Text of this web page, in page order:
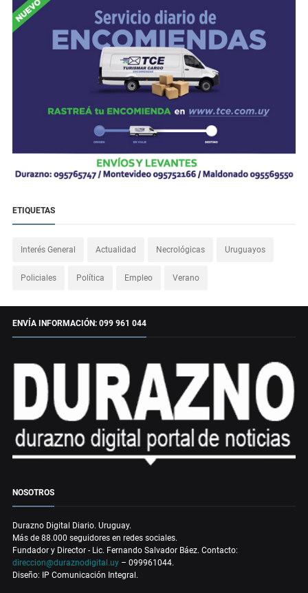
ETIQUETAS
Interés General Actualidad Necrológicas Uruguayos
Policiales Política Empleo Verano
ENVÍA INFORMACIÓN: 099 961 044
NOSOTROS
Durazno Digital Diario. Uruguay.
Más de 88.000 seguidores en redes sociales.
Fundador y Director - Lic. Fernando Salvador Báez. Contacto:
direccion@duraznodigital.uy – 099961044.
Diseño: IP Comunicación Integral.